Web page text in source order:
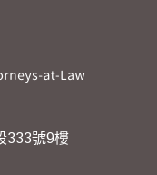
333號9樓